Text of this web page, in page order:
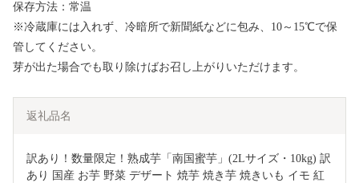
保存方法：常温
※冷蔵庫には入れず、冷暗所で新聞紙などに包み、10～15℃で保
管してください。
芽が出た場合でも取り除けばお召し上がりいただけます。
返礼品名
訳あり！数量限定！熟成芋「南国蜜芋」(2Lサイズ・10kg) 訳
あり 国産 お芋 野菜 デザート 焼芋 焼き芋 焼きいも イモ 紅